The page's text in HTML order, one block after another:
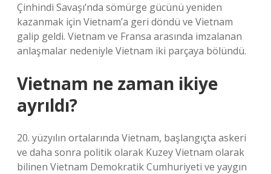
Çinhindi Savaşı’nda sömürge gücünü yeniden
kazanmak için Vietnam’a geri döndü ve Vietnam
galip geldi. Vietnam ve Fransa arasında imzalanan
anlaşmalar nedeniyle Vietnam iki parçaya bölündü.
Vietnam ne zaman ikiye
ayrıldı?
20. yüzyılın ortalarında Vietnam, başlangıçta askeri
ve daha sonra politik olarak Kuzey Vietnam olarak
bilinen Vietnam Demokratik Cumhuriyeti ve yaygın